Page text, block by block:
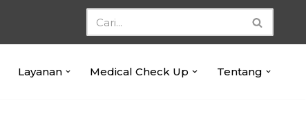
Layanan Medical Check Up Tentang